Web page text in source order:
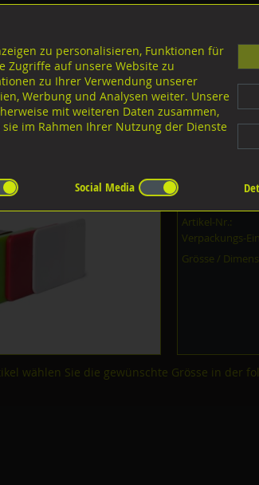
Kunststoff PP
Dieser
Artikel-Nr.:
Verpackungs-
Grösse /
wählen Sie die gewünschte Grösse in der
zu personalisieren, Funktionen für
Zugriffe auf unsere Website zu
zu Ihrer Verwendung unserer
Werbung und Analysen weiter. Unsere
mit weiteren Daten zusammen,
im Rahmen Ihrer Nutzung der Dienste
Social Media